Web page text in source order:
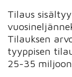
Tilaus
Tilauksen
tyyppisen
25-35